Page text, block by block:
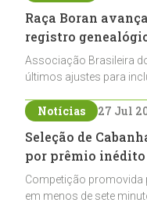
Raça Boran
registro
Associação Brasileira
últimos ajustes para
pecuária nacional
Notícias 27 Jul
Seleção de
por prêmio inédito
Competição promovida
em menos de sete